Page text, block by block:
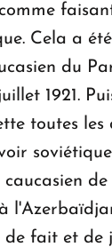
Cela a
du
1921.
toutes les
caucasien
de fait et de